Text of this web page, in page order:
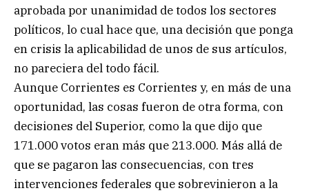
aprobada por unanimidad de todos los sectores
políticos, lo cual hace que, una decisión que ponga
en crisis la aplicabilidad de unos de sus artículos,
no pareciera del todo fácil.
Aunque Corrientes es Corrientes y, en más de una
oportunidad, las cosas fueron de otra forma, con
decisiones del Superior, como la que dijo que
171.000 votos eran más que 213.000. Más allá de
que se pagaron las consecuencias, con tres
intervenciones federales que sobrevinieron a la